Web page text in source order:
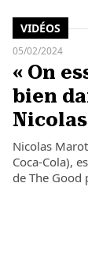
VIDÉOS
05/02/2024
« On
bien
Nicolas
Coca-Cola),
de The